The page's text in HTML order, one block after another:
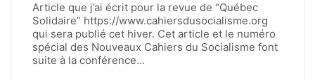
Article que j’ai écrit pour la revue de “Québec
Solidaire” https://www.cahiersdusocialisme.org
qui sera publié cet hiver. Cet article et le numéro
spécial des Nouveaux Cahiers du Socialisme font
suite à la conférence…